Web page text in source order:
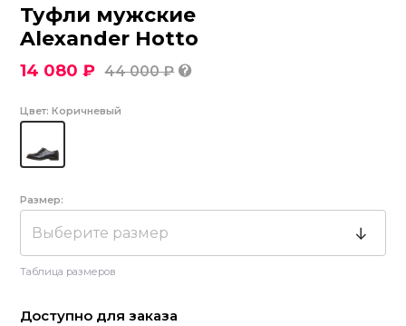
Туфли мужские
Alexander Hotto
14 080 ₽ 44 000 ₽
Цвет: Коричневый
Размер:
Выберите размер
Таблица размеров
Доступно для заказа